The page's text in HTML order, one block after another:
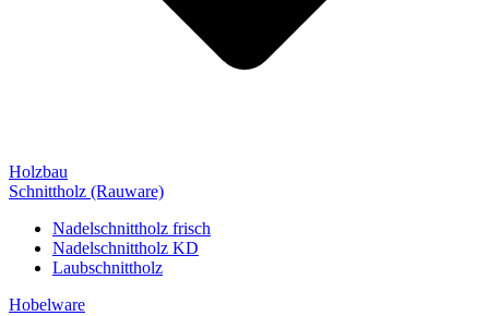
Holzbau
Schnittholz (Rauware)
Nadelschnittholz frisch
Nadelschnittholz KD
Laubschnittholz
Hobelware